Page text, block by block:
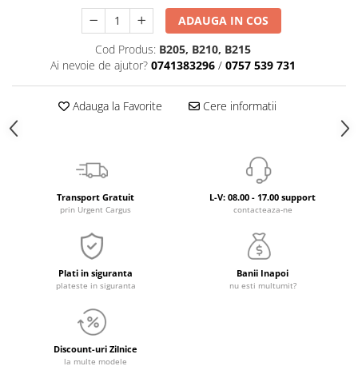
ADAUGA IN COS
Cod Produs: B205, B210, B215
Ai nevoie de ajutor? 0741383296 / 0757 539 731
Adauga la Favorite Cere informatii
Transport Gratuit
prin Urgent Cargus
L-V: 08.00 - 17.00 support
contacteaza-ne
Plati in siguranta
plateste in siguranta
Banii Inapoi
nu esti multumit?
Discount-uri Zilnice
la multe modele